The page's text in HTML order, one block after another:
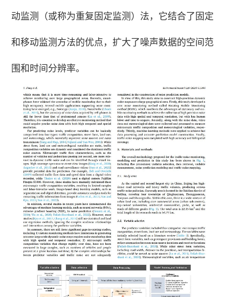
动监测（或称为重复固定监测）法，它结合了固定
和移动监测方法的优点，扩大了噪声数据的空间范
围和时间分辨率。